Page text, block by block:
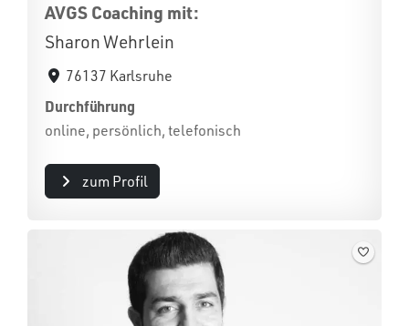
AVGS Coaching mit:
Sharon Wehrlein
76137 Karlsruhe
Durchführung
online, persönlich, telefonisch
zum Profil